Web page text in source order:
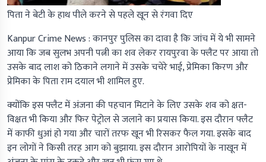
पिता ने बेटी के हाथ पीले करने से पहले खून से रंगवा दिए
Kanpur Crime News :कानपुर पुलिस का दावा है कि जांच में ये भी सामने
आया कि जब सुलभ अपनी पत्नी का शव लेकर रायपुरवा के फ्लैट पर आया तो
उसके बाद लाश को ठिकाने लगाने में उसके चचेरे भाई, प्रेमिका किरण और
प्रेमिका के पिता राम दयाल भी शामिल हुए.
क्योंकि इस फ्लैट में अंजना की पहचान मिटाने के लिए उसके शव को क्षत-
विक्षत भी किया और फिर पेट्रोल से जलाने का प्रयास किया. इस दौरान फ्लैट
में काफी धुआं हो गया और चारों तरफ खून भी रिसकर फैल गया. इसके बाद
इन लोगों ने किसी तरह आग को बुझाया. इस दौरान आरोपियों के नाखून में